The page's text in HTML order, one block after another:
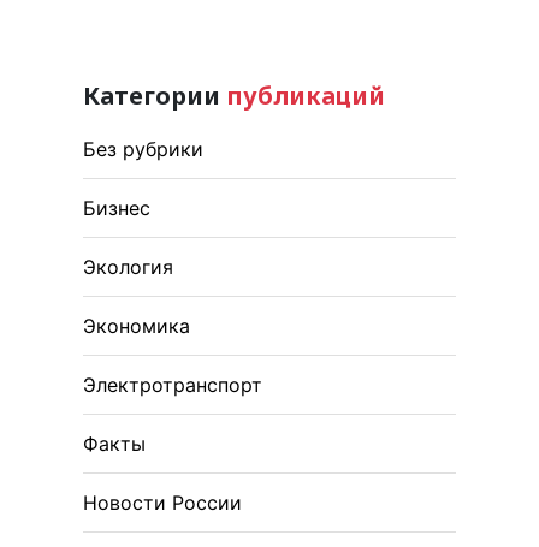
Категории публикаций
Без рубрики
Бизнес
Экология
Экономика
Электротранспорт
Факты
Новости России